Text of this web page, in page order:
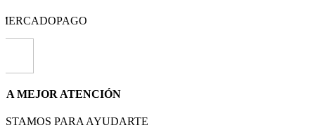
MEJOR ATENCIÓN
PARA AYUDARTE